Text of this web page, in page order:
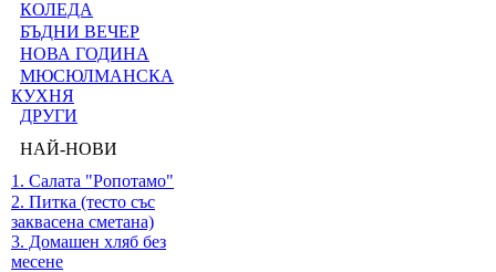
КОЛЕДА
БЪДНИ ВЕЧЕР
НОВА ГОДИНА
МЮСЮЛМАНСКА
КУХНЯ
ДРУГИ
НАЙ-НОВИ
1. Салата "Ропотамо"
2. Питка (тесто със
заквасена сметана)
3. Домашен хляб без
месене